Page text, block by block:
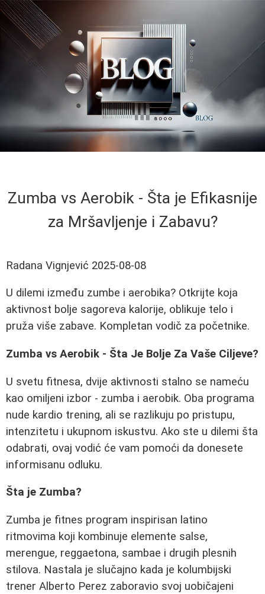
Zumba vs Aerobik - Šta je Efikasnije
za Mršavljenje i Zabavu?
Radana Vignjević 2025-08-08
U dilemi između zumbe i aerobika? Otkrijte koja
aktivnost bolje sagoreva kalorije, oblikuje telo i
pruža više zabave. Kompletan vodič za početnike.
Zumba vs Aerobik - Šta Je Bolje Za Vaše Ciljeve?
U svetu fitnesa, dvije aktivnosti stalno se nameću
kao omiljeni izbor - zumba i aerobik. Oba programa
nude kardio trening, ali se razlikuju po pristupu,
intenzitetu i ukupnom iskustvu. Ako ste u dilemi šta
odabrati, ovaj vodić će vam pomoći da donesete
informisanu odluku.
Šta je Zumba?
Zumba je fitnes program inspirisan latino
ritmovima koji kombinuje elemente salse,
merengue, reggaetona, sambae i drugih plesnih
stilova. Nastala je slučajno kada je kolumbijski
trener Alberto Perez zaboravio svoj uobičajeni